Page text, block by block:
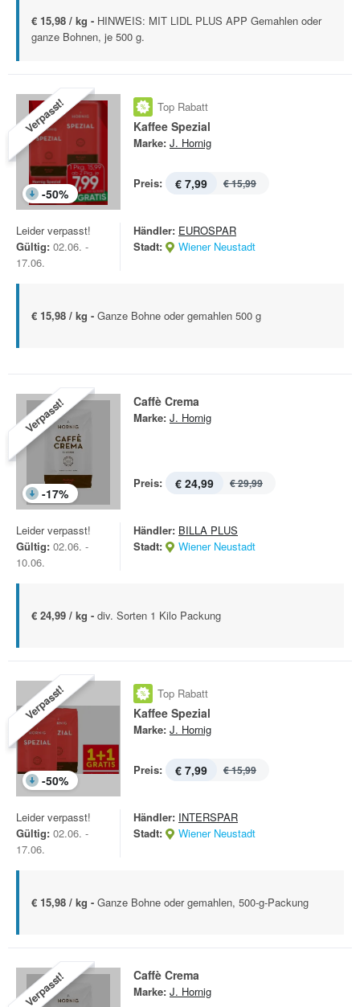
€ 15,98 / kg - HINWEIS: MIT LIDL PLUS APP Gemahlen oder
ganze Bohnen, je 500 g.
Verpasst!
-50%
Top Rabatt
Kaffee Spezial
Marke: J. Hornig
Preis: € 7,99 € 15,99
Leider verpasst!
Gültig: 02.06. -
17.06.
Händler: EUROSPAR
Stadt:
Wiener Neustadt
€ 15,98 / kg - Ganze Bohne oder gemahlen 500 g
Verpasst!
-17%
Caffè Crema
Marke: J. Hornig
Preis: € 24,99 € 29,99
Leider verpasst!
Gültig: 02.06. -
10.06.
Händler: BILLA PLUS
Stadt:
Wiener Neustadt
€ 24,99 / kg - div. Sorten 1 Kilo Packung
Verpasst!
-50%
Top Rabatt
Kaffee Spezial
Marke: J. Hornig
Preis: € 7,99 € 15,99
Leider verpasst!
Gültig: 02.06. -
17.06.
Händler: INTERSPAR
Stadt:
Wiener Neustadt
€ 15,98 / kg - Ganze Bohne oder gemahlen, 500-g-Packung
Verpasst! Caffè Crema
Marke: J. Hornig